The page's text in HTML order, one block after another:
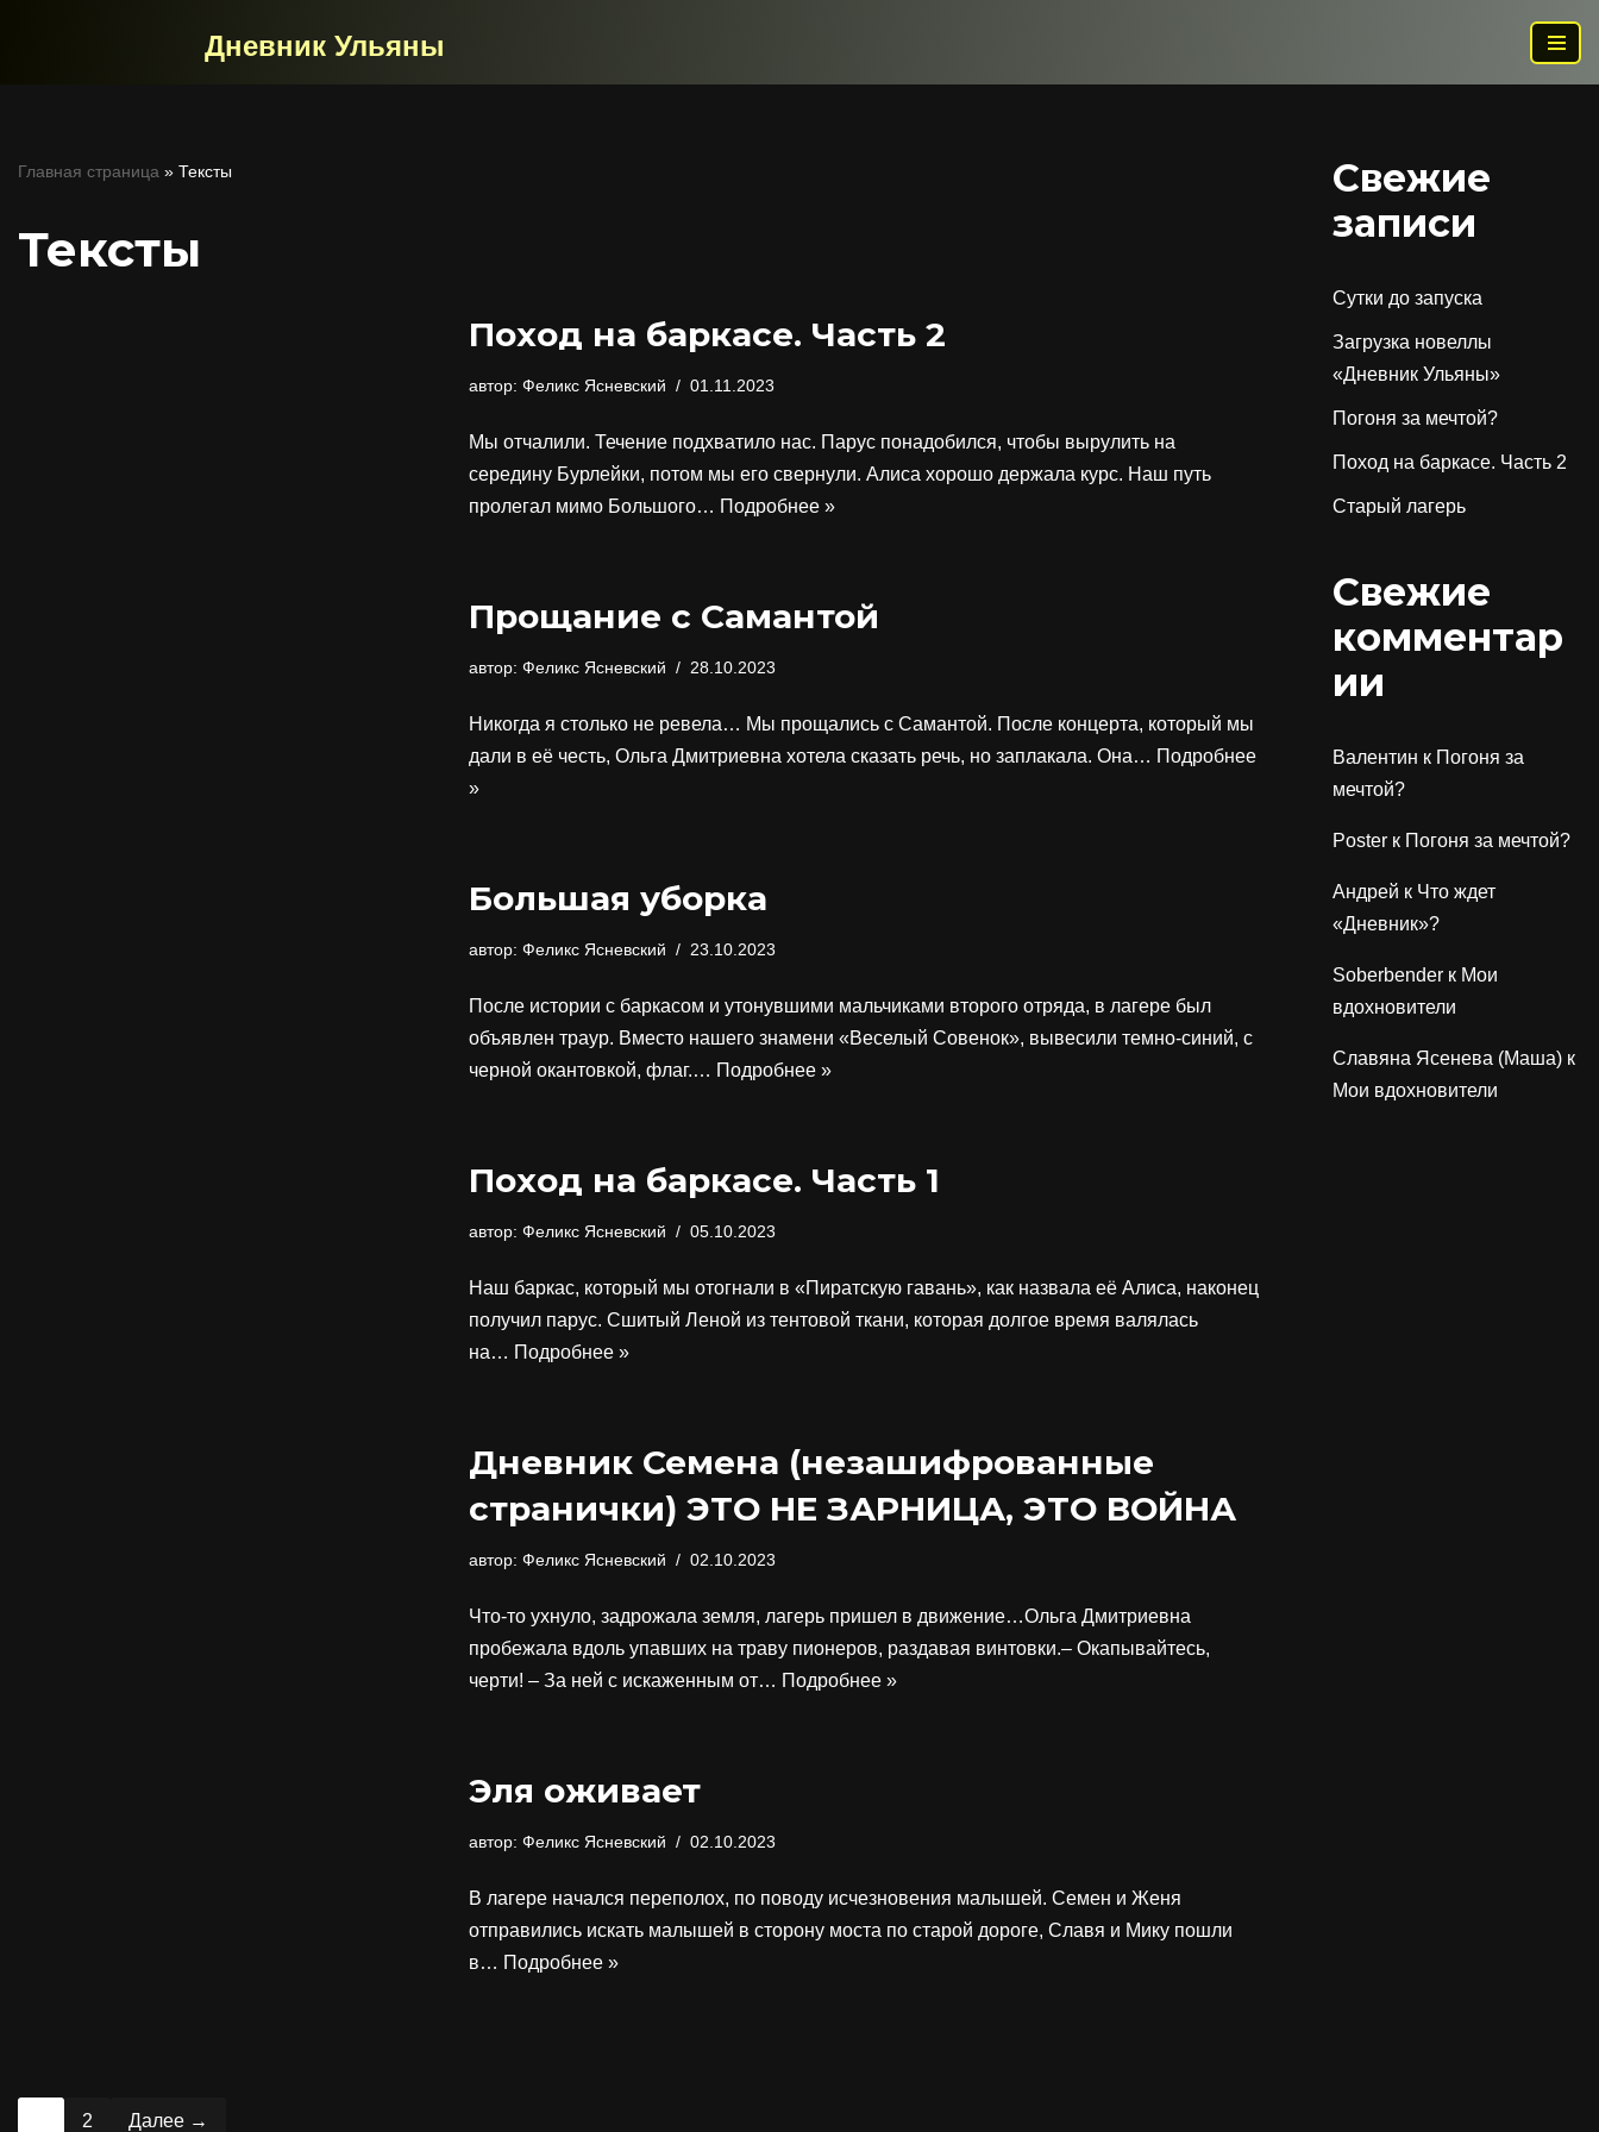
Дневник Ульяны
Главная страница » Тексты
Тексты
Поход на баркасе. Часть 2
автор: Феликс Ясневский 01.11.2023
Мы отчалили. Течение подхватило нас. Парус понадобился, чтобы вырулить на
середину Бурлейки, потом мы его свернули. Алиса хорошо держала курс. Наш путь
пролегал мимо Большого… Подробнее »
Прощание с Самантой
автор: Феликс Ясневский 28.10.2023
Никогда я столько не ревела… Мы прощались с Самантой. После концерта, который мы
дали в её честь, Ольга Дмитриевна хотела сказать речь, но заплакала. Она… Подробнее
»
Большая уборка
автор: Феликс Ясневский 23.10.2023
После истории с баркасом и утонувшими мальчиками второго отряда, в лагере был
объявлен траур. Вместо нашего знамени «Веселый Совенок», вывесили темно-синий, с
черной окантовкой, флаг.… Подробнее »
Поход на баркасе. Часть 1
автор: Феликс Ясневский 05.10.2023
Наш баркас, который мы отогнали в «Пиратскую гавань», как назвала её Алиса, наконец
получил парус. Сшитый Леной из тентовой ткани, которая долгое время валялась
на… Подробнее »
Дневник Семена (незашифрованные
странички) ЭТО НЕ ЗАРНИЦА, ЭТО ВОЙНА
автор: Феликс Ясневский 02.10.2023
Что-то ухнуло, задрожала земля, лагерь пришел в движение…Ольга Дмитриевна
пробежала вдоль упавших на траву пионеров, раздавая винтовки.– Окапывайтесь,
черти! – За ней с искаженным от… Подробнее »
Эля оживает
автор: Феликс Ясневский 02.10.2023
В лагере начался переполох, по поводу исчезновения малышей. Семен и Женя
отправились искать малышей в сторону моста по старой дороге, Славя и Мику пошли
в… Подробнее »
2 Далее →
Свежие
записи
Сутки до запуска
Загрузка новеллы
«Дневник Ульяны»
Погоня за мечтой?
Поход на баркасе. Часть 2
Старый лагерь
Свежие
комментар
ии
Валентин к Погоня за
мечтой?
Poster к Погоня за мечтой?
Андрей к Что ждет
«Дневник»?
Soberbender к Мои
вдохновители
Славяна Ясенева (Маша) к
Мои вдохновители